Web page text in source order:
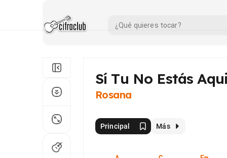
Sí Tu No Estás Aqui
Rosana
Principal Más